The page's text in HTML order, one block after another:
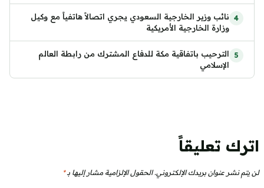
نائب وزير الخارجية السعودي يجري اتصالاً هاتفياً مع وكيل
وزارة الخارجية الأمريكية
الترحيب باتفاقية مكة للدفاع المشترك من رابطة العالم
الإسلامي
اترك تعليقاً
لن يتم نشر عنوان بريدك الإلكتروني. الحقول الإلزامية مشار إليها بـ*